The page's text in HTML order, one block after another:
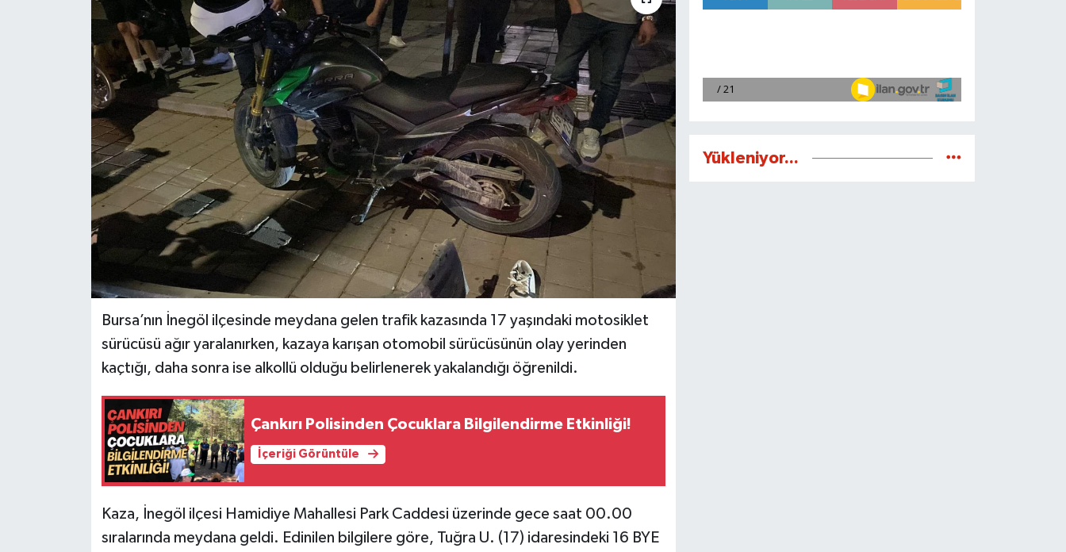
Bursa’nın İnegöl ilçesinde meydana gelen trafik kazasında 17 yaşındaki motosiklet
sürücüsü ağır yaralanırken, kazaya karışan otomobil sürücüsünün olay yerinden
kaçtığı, daha sonra ise alkollü olduğu belirlenerek yakalandığı öğrenildi.
Çankırı Polisinden Çocuklara Bilgilendirme Etkinliği!
İçeriği Görüntüle
Kaza, İnegöl ilçesi Hamidiye Mahallesi Park Caddesi üzerinde gece saat 00.00
sıralarında meydana geldi. Edinilen bilgilere göre, Tuğra U. (17) idaresindeki 16 BYE
Yükleniyor...
KÜLTÜR SANAT
MAGAZİN
SAĞLIK
SİYASET
TEKNOLOJİ
VİZYONDAKİLER